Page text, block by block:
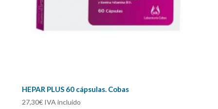
HEPAR PLUS 60 cápsulas. Cobas
27,30€ IVA incluido